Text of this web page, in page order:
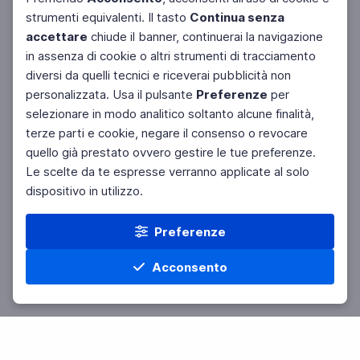
strumenti equivalenti. Il tasto Continua senza
accettare chiude il banner, continuerai la navigazione
in assenza di cookie o altri strumenti di tracciamento
diversi da quelli tecnici e riceverai pubblicità non
personalizzata. Usa il pulsante Preferenze per
selezionare in modo analitico soltanto alcune finalità,
terze parti e cookie, negare il consenso o revocare
quello già prestato ovvero gestire le tue preferenze.
Le scelte da te espresse verranno applicate al solo
dispositivo in utilizzo.
Preferenze
Acconsento
Home Materie Cerca Menu
Facebook Twitter Instagram